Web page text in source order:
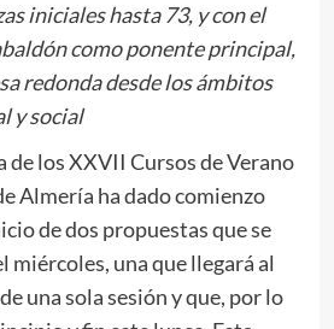
iniciales hasta 73, y con el
como ponente principal,
redonda desde los ámbitos
y social
de los XXVII Cursos de Verano
Almería ha dado comienzo
de dos propuestas que se
miércoles, una que llegará al
una sola sesión y que, por lo